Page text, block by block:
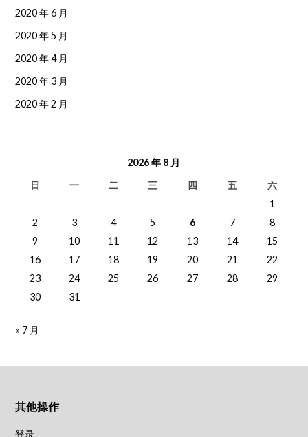
2020 年 6 月
2020 年 5 月
2020 年 4 月
2020 年 3 月
2020 年 2 月
2026 年 8 月
日 一 二 三 四 五 六
1
2
3 4 5 6 7
8
9
10 11 12 13 14
15
16
17 18 19 20 21
22
23
24 25 26 27 28
29
30
31
« 7 月
其他操作
登录